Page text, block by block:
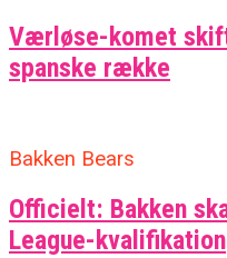
Værløse-komet
spanske række
Bakken Bears
Officielt: Bakken
League-kvalifikation